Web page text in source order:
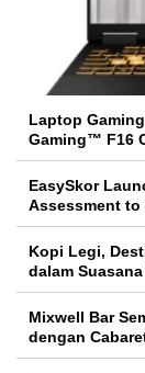
Laptop
Gaming™ F16
EasySkor
Assessment to
Kopi Legi,
dalam
Mixwell Bar
dengan